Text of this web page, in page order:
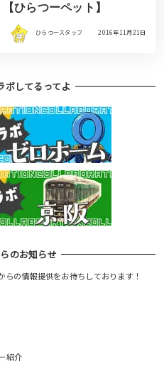
ひらつーペット】
ひらつースタッフ 2016年11月21日
ボしてるってよ
のお知らせ
らの情報提供をお待ちしております！
紹介